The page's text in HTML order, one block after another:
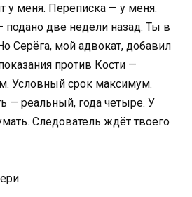
у меня. Переписка — у меня.
две недели назад. Ты в
Серёга, мой адвокат, добавил
против Кости —
Условный срок максимум.
— реальный, года четыре. У
Следователь ждёт твоего